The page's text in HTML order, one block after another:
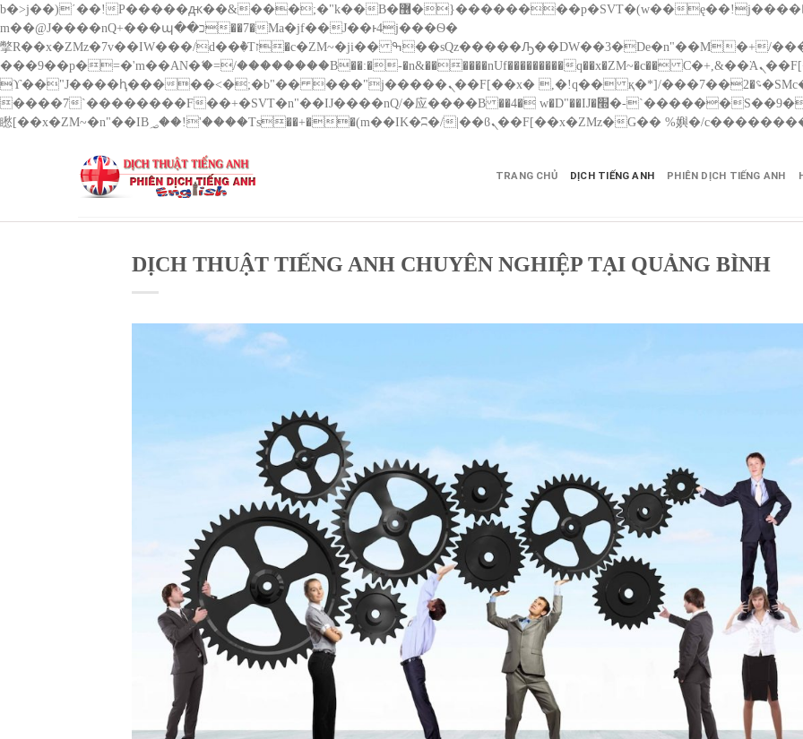
b�>j��)΄��!P�����ԫ��&���;�"k��B�޶�}��������p�SVT�(w��ę��!j������ ��x�;�-
m��@J����nQ+���պ��כ��7�Ma�jf��J��ͱ4j���Ѳ�
撆R��x�ZMz�7v��IW���/d��ٞ�Тז�c�ZM~�ji�� ߒ��sQz�����Ԡ��DW��3�De�n"��M�+/��������B��:�-�u��IJ���7j�委
���9��p�=�'m��AN�ޭ�=/��������B��:�-�n&������nUf���������q��x�ZM~�c�� Ϲ�+,&��Ὰܢ��F[��(�1�*"��
ϒ��"J����ԧ�����<�;�b"�� ���"j�����ܢ��F[��x� ,�!q�� қ�*]/���؝�2��7�SMc�s"���ޭ�DQ/�应�ܢ��F_��!� :�s"��
����7`��������F��+�SVT�n"��IJ����nQ/�应����B ��4� w�D"��IJ�׭�-`������S��9�Dr�ji��EJ߅��gJ�应��
TRANG CHỦ DỊCH TIẾNG ANH PHIÊN DỊCH TIẾNG ANH
DỊCH THUẬT TIẾNG ANH CHUYÊN NGHIỆP TẠI QUẢNG BÌNH